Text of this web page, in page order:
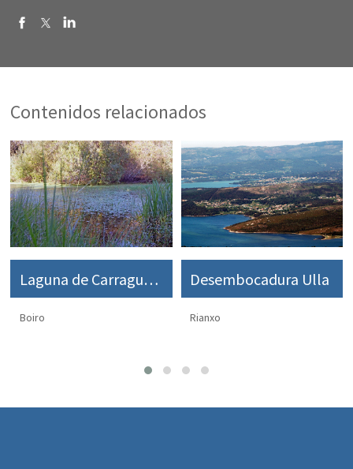
Contenidos relacionados
Laguna de Carragueiros
Boiro
Desembocadura Ulla
Rianxo